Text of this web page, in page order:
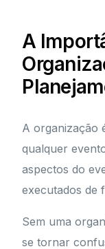
A
A organização
qualquer
aspectos do
executados de
Sem uma
se tornar